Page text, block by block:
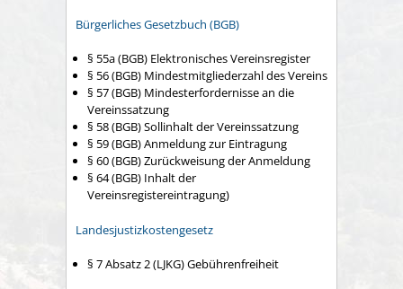
Bürgerliches Gesetzbuch (BGB)
§ 55a (BGB) Elektronisches Vereinsregister
§ 56 (BGB) Mindestmitgliederzahl des Vereins
§ 57 (BGB) Mindesterfordernisse an die
Vereinssatzung
§ 58 (BGB) Sollinhalt der Vereinssatzung
§ 59 (BGB) Anmeldung zur Eintragung
§ 60 (BGB) Zurückweisung der Anmeldung
§ 64 (BGB) Inhalt der
Vereinsregistereintragung)
Landesjustizkostengesetz
§ 7 Absatz 2(LJKG) Gebührenfreiheit